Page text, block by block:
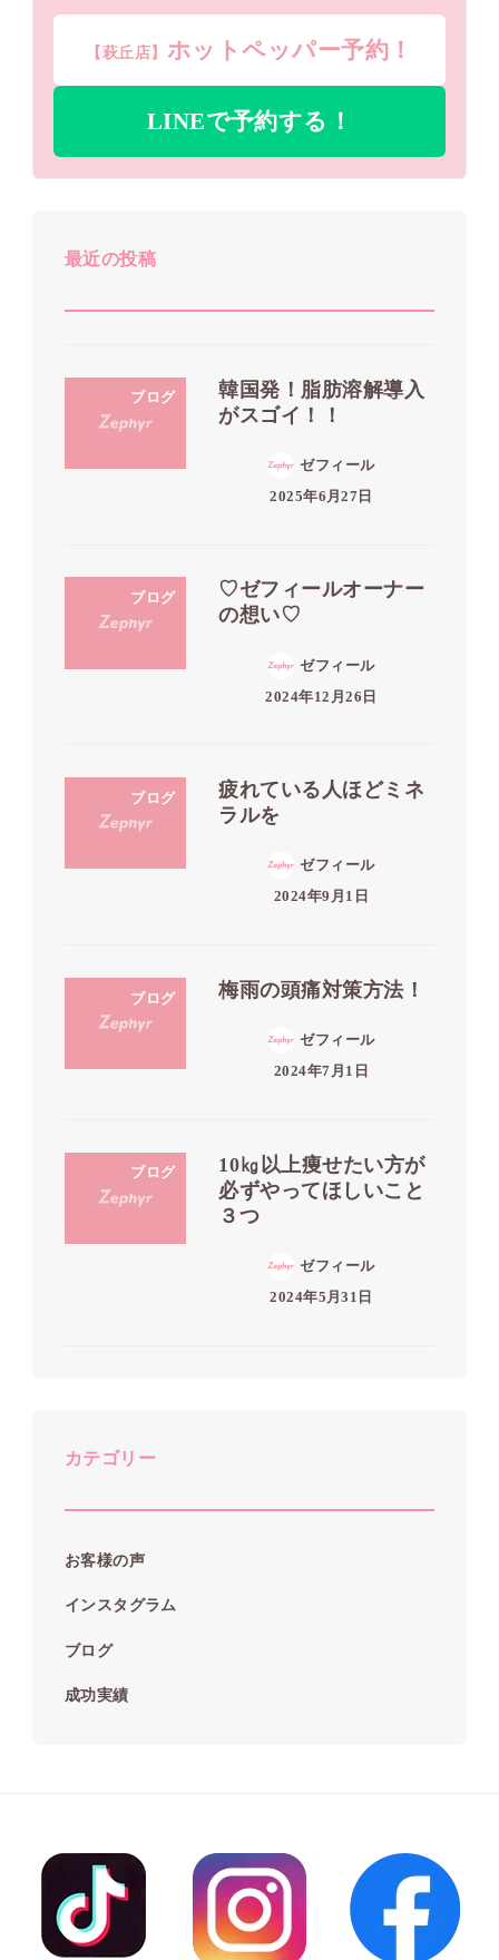
【萩丘店】 ホットペッパー予約！
LINEで予約する！
最近の投稿
ブログ
韓国発！脂肪溶解導入
がスゴイ！！
ゼフィール
2025年6月27日
ブログ
♡ゼフィールオーナー
の想い♡
ゼフィール
2024年12月26日
ブログ
疲れている人ほどミネ
ラルを
ゼフィール
2024年9月1日
ブログ 梅雨の頭痛対策方法！
ゼフィール
2024年7月1日
ブログ
10㎏以上痩せたい方が
必ずやってほしいこと
３つ
ゼフィール
2024年5月31日
カテゴリー
お客様の声
インスタグラム
ブログ
成功実績